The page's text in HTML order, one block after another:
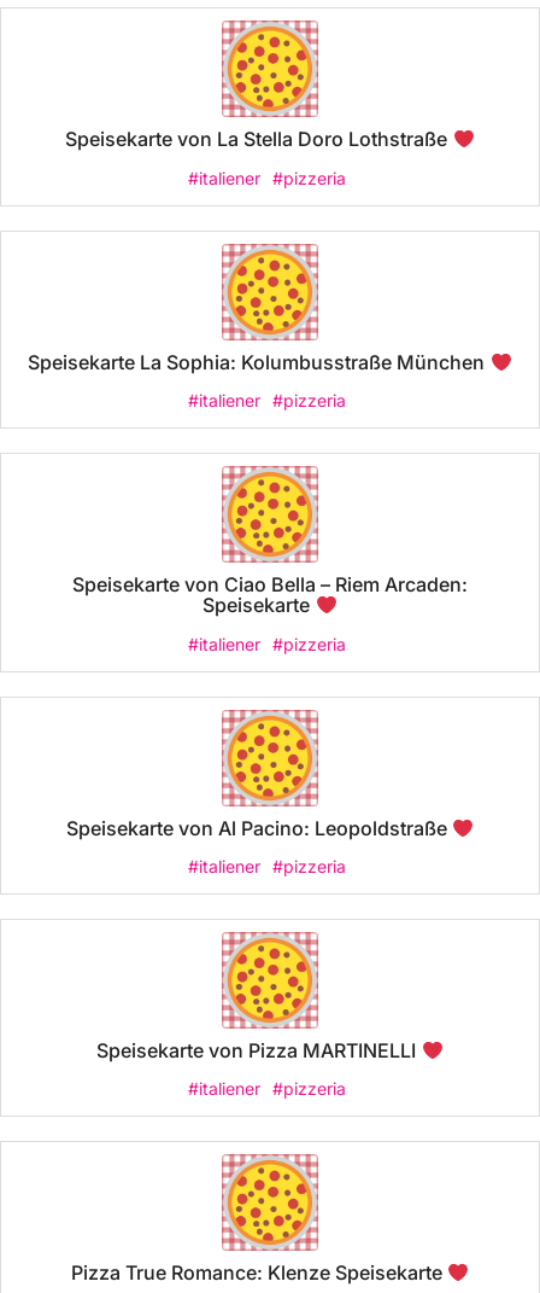
Speisekarte von La Stella Doro Lothstraße
#italiener #pizzeria
Speisekarte La Sophia: Kolumbusstraße München
#italiener #pizzeria
Speisekarte von Ciao Bella – Riem Arcaden:
Speisekarte
#italiener #pizzeria
Speisekarte von Al Pacino: Leopoldstraße
#italiener #pizzeria
Speisekarte von Pizza MARTINELLI
#italiener #pizzeria
Pizza True Romance: Klenze Speisekarte